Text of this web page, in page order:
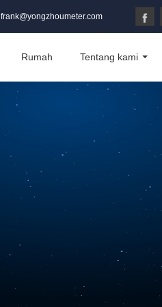
frank@yongzhoumeter.com
Rumah Tentang kami